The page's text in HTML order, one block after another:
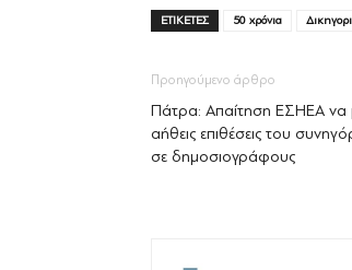
ΕΤΙΚΕΤΕΣ 50 χρόνια
Προηγούμενο άρθρο
Πάτρα: Απαίτηση ΕΣΗΕΑ να
αήθεις επιθέσεις του
σε δημοσιογράφους